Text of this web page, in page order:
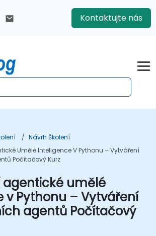
Kontaktujte nás
Návrh Školení
Umělé Inteligence V Pythonu – Vytváření
Počítačový Kurz
agentické umělé
v Pythonu – Vytváření
agentů Počítačový